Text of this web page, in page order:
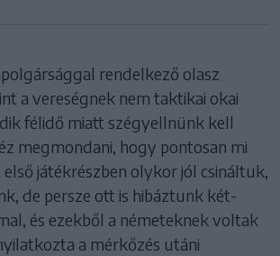
rendelkező olasz
a vereségnek nem taktikai okai
félidő miatt szégyellnünk kell
megmondani, hogy pontosan mi
játékrészben olykor jól csináltuk,
de persze ott is hibáztunk két-
és ezekből a németeknek voltak
a mérkőzés utáni